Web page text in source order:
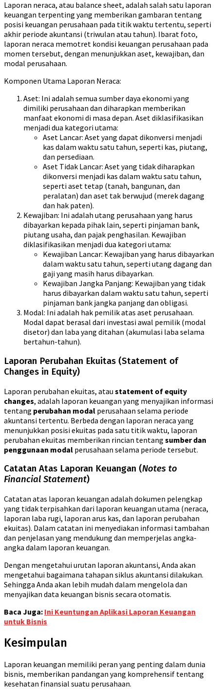
Laporan neraca, atau balance sheet, adalah salah satu laporan
keuangan terpenting yang memberikan gambaran tentang
posisi keuangan perusahaan pada titik waktu tertentu, seperti
akhir periode akuntansi (triwulan atau tahun). Ibarat foto,
laporan neraca memotret kondisi keuangan perusahaan pada
momen tersebut, dengan menunjukkan aset, kewajiban, dan
modal perusahaan.
Komponen Utama Laporan Neraca:
Aset: Ini adalah semua sumber daya ekonomi yang
dimiliki perusahaan dan diharapkan memberikan
manfaat ekonomi di masa depan. Aset diklasifikasikan
menjadi dua kategori utama:
Aset Lancar: Aset yang dapat dikonversi menjadi
kas dalam waktu satu tahun, seperti kas, piutang,
dan persediaan.
Aset Tidak Lancar: Aset yang tidak diharapkan
dikonversi menjadi kas dalam waktu satu tahun,
seperti aset tetap (tanah, bangunan, dan
peralatan) dan aset tak berwujud (merek dagang
dan hak paten).
Kewajiban: Ini adalah utang perusahaan yang harus
dibayarkan kepada pihak lain, seperti pinjaman bank,
piutang usaha, dan pajak penghasilan. Kewajiban
diklasifikasikan menjadi dua kategori utama:
Kewajiban Lancar: Kewajiban yang harus dibayarkan
dalam waktu satu tahun, seperti utang dagang dan
gaji yang masih harus dibayarkan.
Kewajiban Jangka Panjang: Kewajiban yang tidak
harus dibayarkan dalam waktu satu tahun, seperti
pinjaman bank jangka panjang dan obligasi.
Modal: Ini adalah hak pemilik atas aset perusahaan.
Modal dapat berasal dari investasi awal pemilik (modal
disetor) dan laba yang ditahan (akumulasi laba selama
bertahun-tahun).
Laporan Perubahan Ekuitas (Statement of
Changes in Equity)
Laporan perubahan ekuitas, atau statement of equity
changes, adalah laporan keuangan yang menyajikan informasi
tentang perubahan modal perusahaan selama periode
akuntansi tertentu. Berbeda dengan laporan neraca yang
menunjukkan posisi ekuitas pada satu titik waktu, laporan
perubahan ekuitas memberikan rincian tentang sumber dan
penggunaan modal perusahaan selama periode tersebut.
Catatan Atas Laporan Keuangan (Notes to
Financial Statement)
Catatan atas laporan keuangan adalah dokumen pelengkap
yang tidak terpisahkan dari laporan keuangan utama (neraca,
laporan laba rugi, laporan arus kas, dan laporan perubahan
ekuitas). Dalam catatan ini menyediakan informasi tambahan
dan penjelasan yang mendukung dan memperjelas angka-
angka dalam laporan keuangan.
Dengan mengetahui urutan laporan akuntansi, Anda akan
mengetahui bagaimana tahapan siklus akuntansi dilakukan.
Sehingga Anda akan lebih mudah dalam mengelola dan
menyajikan data keuangan bisnis secara otomatis.
Baca Juga: Ini Keuntungan Aplikasi Laporan Keuangan
untuk Bisnis
Kesimpulan
Laporan keuangan memiliki peran yang penting dalam dunia
bisnis, memberikan pandangan yang komprehensif tentang
kesehatan finansial suatu perusahaan.